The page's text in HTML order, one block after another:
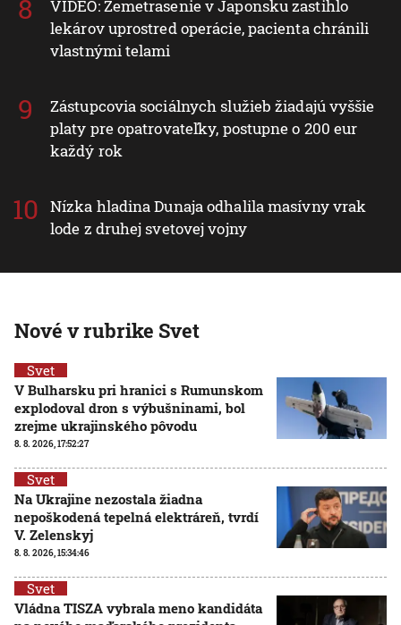
VIDEO: Zemetrasenie v Japonsku zastihlo
lekárov uprostred operácie, pacienta chránili
vlastnými telami
Zástupcovia sociálnych služieb žiadajú vyššie
platy pre opatrovateľky, postupne o 200 eur
každý rok
Nízka hladina Dunaja odhalila masívny vrak
lode z druhej svetovej vojny
Nové v rubrike Svet
Svet
V Bulharsku pri hranici s Rumunskom
explodoval dron s výbušninami, bol
zrejme ukrajinského pôvodu
8. 8. 2026, 17:52:27
Svet
Na Ukrajine nezostala žiadna
nepoškodená tepelná elektráreň, tvrdí
V. Zelenskyj
8. 8. 2026, 15:34:46
Svet
Vládna TISZA vybrala meno kandidáta